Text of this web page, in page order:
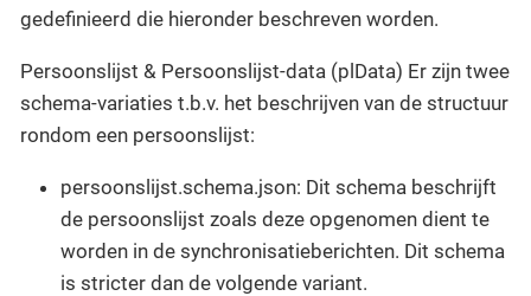
gedefinieerd die hieronder beschreven worden.
Persoonslijst & Persoonslijst-data (plData) Er zijn twee
schema-variaties t.b.v. het beschrijven van de structuur
rondom een persoonslijst:
persoonslijst.schema.json: Dit schema beschrijft
de persoonslijst zoals deze opgenomen dient te
worden in de synchronisatieberichten. Dit schema
is stricter dan de volgende variant.